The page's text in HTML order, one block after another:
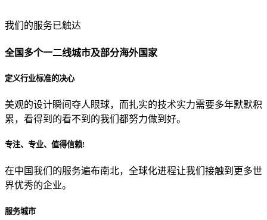
贵公司预算范围是？
贵公司的团队规模是？
目前主要的营销渠道是？
我们的服务已触达
全国多个一二线城市及部分海外国家
定义行业标准的决心
美观的设计瞬间夺人眼球，而扎实的技术实力需要多年默默积
累，看得到的看不到的我们都努力做到好。
专注、专业、值得信赖!
在中国我们的服务遍布南北，全球化进程让我们接触到更多世
界优秀的企业。
服务城市